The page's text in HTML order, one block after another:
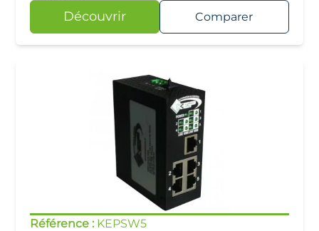
Découvrir Comparer
Référence : KEPSW5